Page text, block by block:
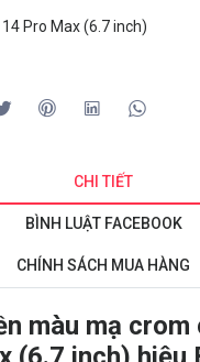
Pro Max (6.7 inch)
CHI TIẾT
BÌNH LUẬT FACEBOOK
CHÍNH SÁCH MUA HÀNG
màu mạ crom